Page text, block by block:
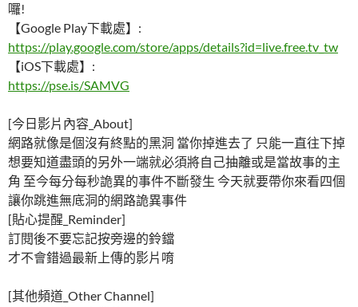
囉!
【Google Play下載處】:
https://play.google.com/store/apps/details?id=live.free.tv_tw
【iOS下載處】:
https://pse.is/SAMVG
[今日影片內容_About]
網路就像是個沒有終點的黑洞 當你掉進去了 只能一直往下掉
想要知道盡頭的另外一端就必須將自己抽離或是當故事的主
角 至今每分每秒詭異的事件不斷發生 今天就要帶你來看四個
讓你跳進無底洞的網路詭異事件
[貼心提醒_Reminder]
訂閱後不要忘記按旁邊的鈴鐺
才不會錯過最新上傳的影片唷
[其他頻道_Other Channel]